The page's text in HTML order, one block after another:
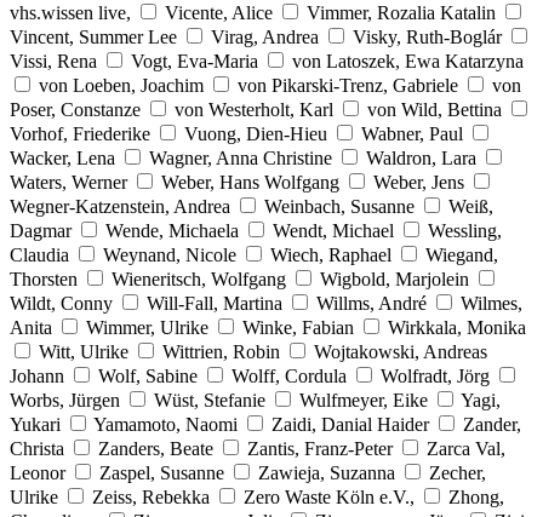
vhs.wissen live,
Vicente, Alice
Vimmer, Rozalia Katalin
Vincent, Summer Lee
Virag, Andrea
Visky, Ruth-Boglár
Vissi, Rena
Vogt, Eva-Maria
von Latoszek, Ewa Katarzyna
von Loeben, Joachim
von Pikarski-Trenz, Gabriele
von
Poser, Constanze
von Westerholt, Karl
von Wild, Bettina
Vorhof, Friederike
Vuong, Dien-Hieu
Wabner, Paul
Wacker, Lena
Wagner, Anna Christine
Waldron, Lara
Waters, Werner
Weber, Hans Wolfgang
Weber, Jens
Wegner-Katzenstein, Andrea
Weinbach, Susanne
Weiß,
Dagmar
Wende, Michaela Wendt, Michael
Wessling,
Claudia
Weynand, Nicole Wiech, Raphael
Wiegand,
Thorsten
Wieneritsch, Wolfgang
Wigbold, Marjolein
Wildt, Conny
Will-Fall, Martina Willms, André
Wilmes,
Anita
Wimmer, Ulrike Winke, Fabian
Wirkkala, Monika
Witt, Ulrike
Wittrien, Robin
Wojtakowski, Andreas
Johann
Wolf, Sabine Wolff, Cordula
Wolfradt, Jörg
Worbs, Jürgen
Wüst, Stefanie Wulfmeyer, Eike
Yagi,
Yukari
Yamamoto, Naomi Zaidi, Danial Haider
Zander,
Christa
Zanders, Beate Zantis, Franz-Peter
Zarca Val,
Leonor
Zaspel, Susanne Zawieja, Suzanna
Zecher,
Ulrike
Zeiss, Rebekka Zero Waste Köln e.V.,
Zhong,